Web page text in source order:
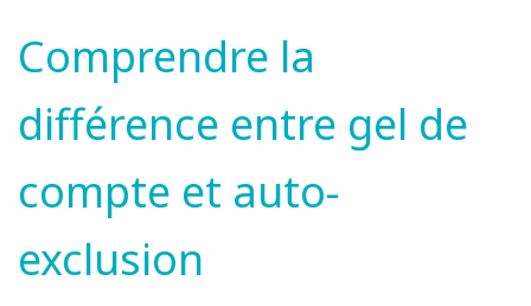
Comprendre la
différence entre gel de
compte et auto-
exclusion